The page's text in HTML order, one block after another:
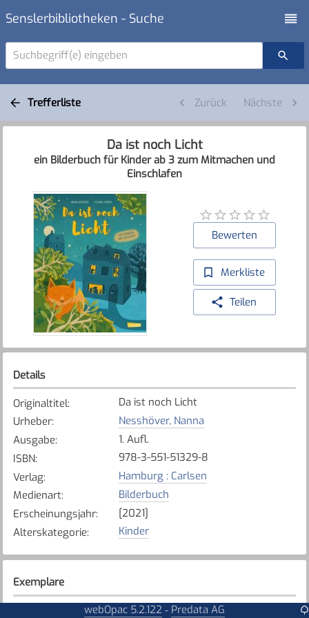
Senslerbibliotheken - Suche
Suchbegriff(e) eingeben
Trefferliste Zurück Nächste
Da ist noch Licht
ein Bilderbuch für Kinder ab 3 zum Mitmachen und
Einschlafen
Bewerten
Merkliste
Teilen
Details
Originaltitel:
Da ist noch Licht
Urheber:
Nesshöver, Nanna
Ausgabe:
1. Aufl.
ISBN:
978-3-551-51329-8
Verlag:
Hamburg : Carlsen
Medienart:
Bilderbuch
Erscheinungsjahr:
[2021]
Alterskategorie: Kinder
Exemplare
webOpac 5.2.122 - Predata AG